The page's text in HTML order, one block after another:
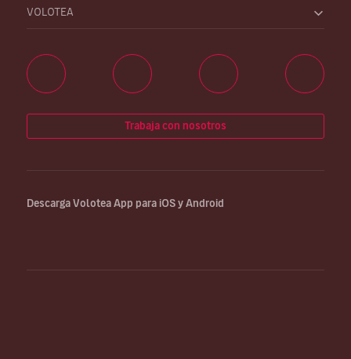
VOLOTEA
Trabaja con nosotros
Descarga Volotea App para iOS y Android